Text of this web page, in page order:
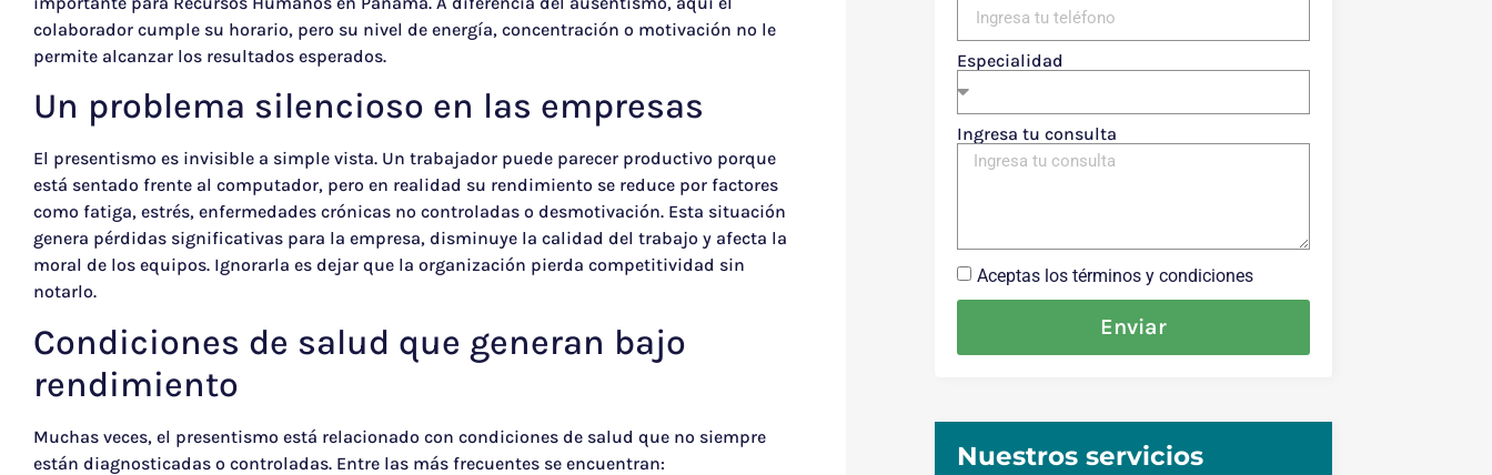
colaborador cumple su horario, pero su nivel de energía, concentración o motivación no le
permite alcanzar los resultados esperados.
Un problema silencioso en las empresas
El presentismo es invisible a simple vista. Un trabajador puede parecer productivo porque
está sentado frente al computador, pero en realidad su rendimiento se reduce por factores
como fatiga, estrés, enfermedades crónicas no controladas o desmotivación. Esta situación
genera pérdidas significativas para la empresa, disminuye la calidad del trabajo y afecta la
moral de los equipos. Ignorarla es dejar que la organización pierda competitividad sin
notarlo.
Condiciones de salud que generan bajo
rendimiento
Muchas veces, el presentismo está relacionado con condiciones de salud que no siempre
están diagnosticadas o controladas. Entre las más frecuentes se encuentran:
Especialidad
Ingresa tu consulta
Aceptas los términos y condiciones
Enviar
Nuestros servicios